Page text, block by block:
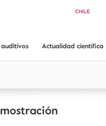
CHILE
PANAMÁ
Actualidad científica